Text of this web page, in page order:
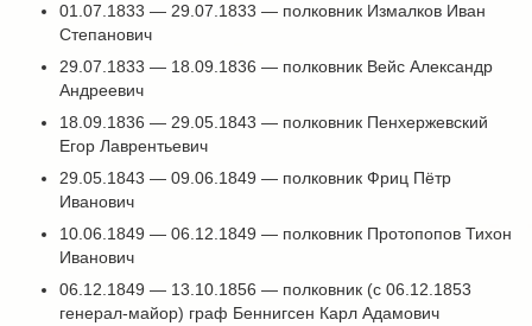
01.07.1833 — 29.07.1833 — полковник Измалков Иван
Степанович
29.07.1833 — 18.09.1836 — полковник Вейс Александр
Андреевич
18.09.1836 — 29.05.1843 — полковник Пенхержевский
Егор Лаврентьевич
29.05.1843 — 09.06.1849 — полковник Фриц Пётр
Иванович
10.06.1849 — 06.12.1849 — полковник Протопопов Тихон
Иванович
06.12.1849 — 13.10.1856 — полковник (с 06.12.1853
генерал-майор) граф Беннигсен Карл Адамович